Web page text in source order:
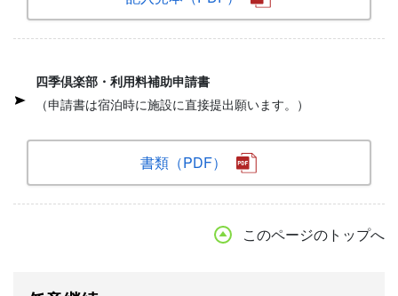
四季倶楽部・利用料補助申請書
（申請書は宿泊時に施設に直接提出願います。）
書類（PDF）
このページのトップへ